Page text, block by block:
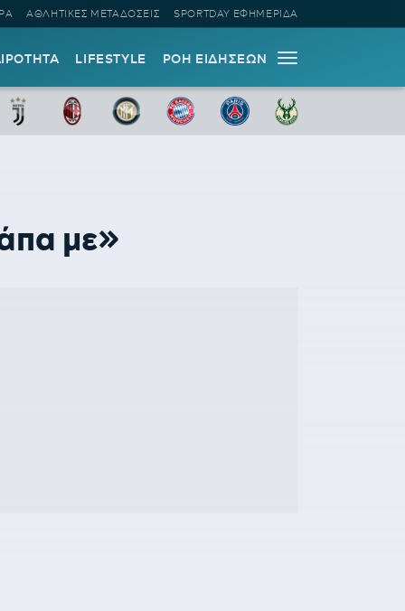
ΑΘΛΗΤΙΚΕΣ ΜΕΤΑΔΟΣΕΙΣ SPORTDAY ΕΦΗΜΕΡΙΔΑ
LIFESTYLE ΡΟΗ ΕΙΔΗΣΕΩΝ
με»